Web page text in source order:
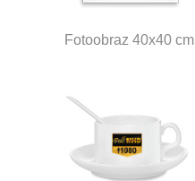
Fotoobraz 40x40 cm